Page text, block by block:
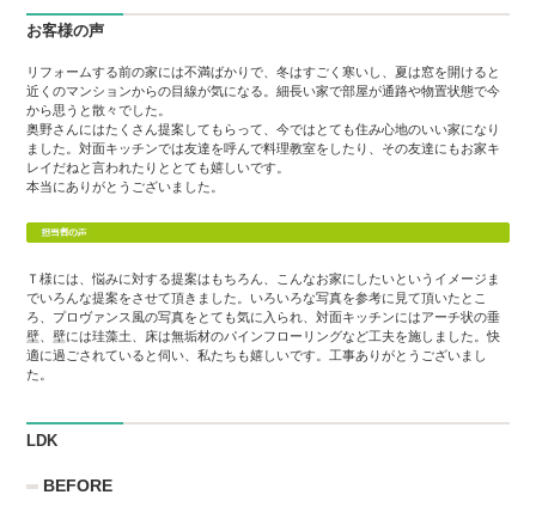
お客様の声
リフォームする前の家には不満ばかりで、冬はすごく寒いし、夏は窓を開けると
近くのマンションからの目線が気になる。細長い家で部屋が通路や物置状態で今
から思うと散々でした。
奥野さんにはたくさん提案してもらって、今ではとても住み心地のいい家になり
ました。対面キッチンでは友達を呼んで料理教室をしたり、その友達にもお家キ
レイだねと言われたりととても嬉しいです。
本当にありがとうございました。
Ｔ様には、悩みに対する提案はもちろん、こんなお家にしたいというイメージま
でいろんな提案をさせて頂きました。いろいろな写真を参考に見て頂いたとこ
ろ、プロヴァンス風の写真をとても気に入られ、対面キッチンにはアーチ状の垂
壁、壁には珪藻土、床は無垢材のパインフローリングなど工夫を施しました。快
適に過ごされていると伺い、私たちも嬉しいです。工事ありがとうございまし
た。
LDK
BEFORE